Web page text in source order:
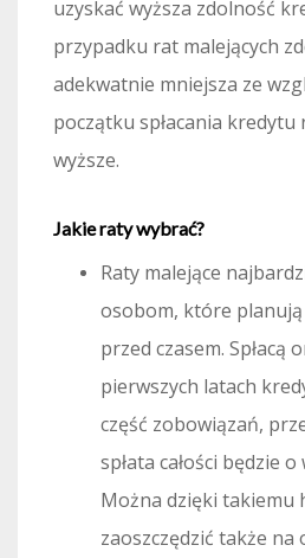
uzyskać wyższa zdolność
przypadku rat malejących
adekwatnie mniejsza ze
początku spłacania kredytu
wyższe.
Jakie raty wybrać?
Raty malejące
osobom, które planują
przed czasem. Spłacą
pierwszych latach
część zobowiązań,
spłata całości będzie o
Można dzięki takiemu
zaoszczędzić także na